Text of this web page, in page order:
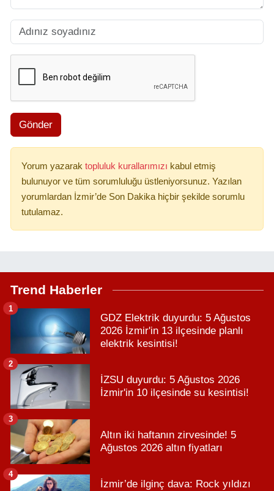
Gönder
Yorum yazarak topluluk kurallarımızı kabul etmiş
bulunuyor ve tüm sorumluluğu üstleniyorsunuz. Yazılan
yorumlardan İzmir’de Son Dakika hiçbir şekilde sorumlu
tutulamaz.
Trend Haberler
GDZ Elektrik duyurdu: 5 Ağustos
2026 İzmir'in 13 ilçesinde planlı
elektrik kesintisi!
1
İZSU duyurdu: 5 Ağustos 2026
İzmir'in 10 ilçesinde su kesintisi!
2
Altın iki haftanın zirvesinde! 5
Ağustos 2026 altın fiyatları
3
İzmir’de ilginç dava: Rock yıldızı
4